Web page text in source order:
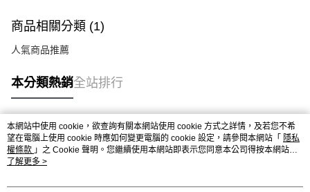
商品相關分類 (1)
人氣商品推薦
本分類熱銷全站排行
熱門標籤
本網站中使用 cookie，欲查詢有關本網站使用 cookie 方式之詳情，及若您不希
望在電腦上使用 cookie 時應如何變更電腦的 cookie 設定，請參閱本網站「 隱私
權條款 」之 Cookie 聲明。您繼續使用本網站即表示您同意本公司得按本網站使
用條款之 Cookie 聲明使用 cookie。
了解更多 >